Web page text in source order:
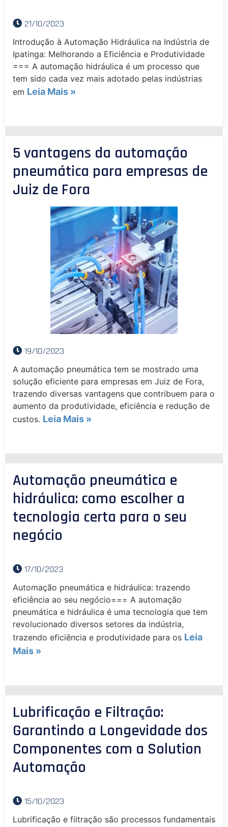
21/10/2023
Introdução à Automação Hidráulica na Indústria de
Ipatinga: Melhorando a Eficiência e Produtividade
=== A automação hidráulica é um processo que
tem sido cada vez mais adotado pelas indústrias
em Leia Mais »
5 vantagens da automação
pneumática para empresas de
Juiz de Fora
19/10/2023
A automação pneumática tem se mostrado uma
solução eficiente para empresas em Juiz de Fora,
trazendo diversas vantagens que contribuem para o
aumento da produtividade, eficiência e redução de
custos. Leia Mais »
Automação pneumática e
hidráulica: como escolher a
tecnologia certa para o seu
negócio
17/10/2023
Automação pneumática e hidráulica: trazendo
eficiência ao seu negócio=== A automação
pneumática e hidráulica é uma tecnologia que tem
revolucionado diversos setores da indústria,
trazendo eficiência e produtividade para os Leia
Mais »
Lubrificação e Filtração:
Garantindo a Longevidade dos
Componentes com a Solution
Automação
15/10/2023
Lubrificação e filtração são processos fundamentais